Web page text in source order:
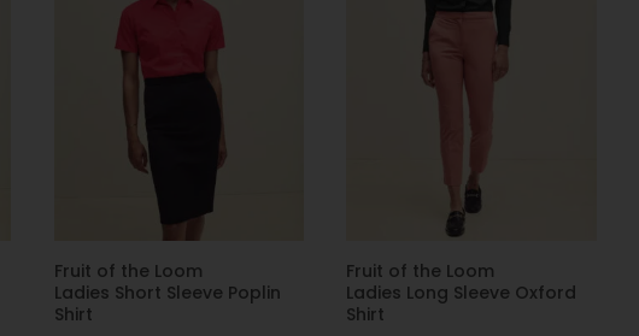
Fruit of the Loom
Ladies Short Sleeve Poplin
Shirt
Fruit of the Loom
Ladies Long Sleeve Oxford
Shirt